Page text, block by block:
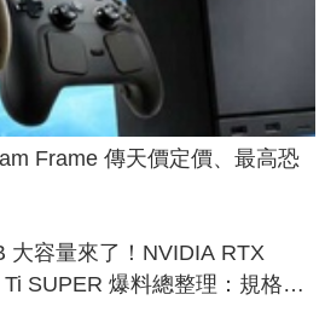
Frame 傳天價定價、最高恐
大容量來了！NVIDIA RTX
Ti SUPER 爆料總整理：規格、
上市時間